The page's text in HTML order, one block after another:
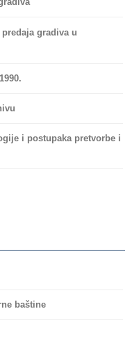
gradiva u
i postupaka pretvorbe i
baštine